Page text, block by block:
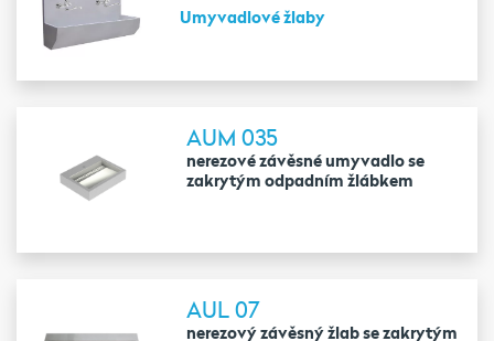
Umyvadlové žlaby
AUM 035
nerezové závěsné umyvadlo se
zakrytým odpadním žlábkem
AUL 07
nerezový závěsný žlab se zakrytým